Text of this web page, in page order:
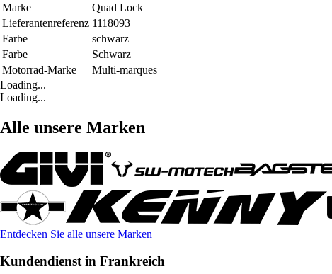
Marke
Quad Lock
Lieferantenreferenz 1118093
Farbe
schwarz
Farbe
Schwarz
Motorrad-Marke
Multi-marques
Loading...
Loading...
Alle unsere Marken
Entdecken Sie alle unsere Marken
Kundendienst in Frankreich